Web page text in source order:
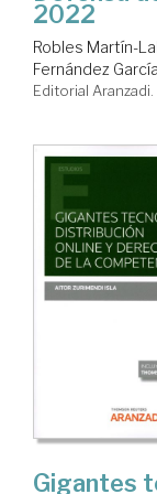
2022
Robles Martín-
Fernández
Editorial
Gigantes